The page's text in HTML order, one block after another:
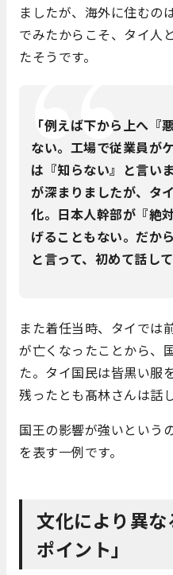
ましたが、海外に住むの
でみたからこそ、タイ人
たそうです。
「例えば下から上へ『
ない。工場で従業員が
は『知らない』と言い
が深まりましたが、タ
化。日本人幹部が『絶
げることもない。だか
と言って、初めて話し
また着任当時、タイでは
が亡くなったことから、
た。タイ国民は皆黒い服
残ったとも髙林さんは話
国王の影響が強いという
を表す一例です。
文化により異な
ポイント」